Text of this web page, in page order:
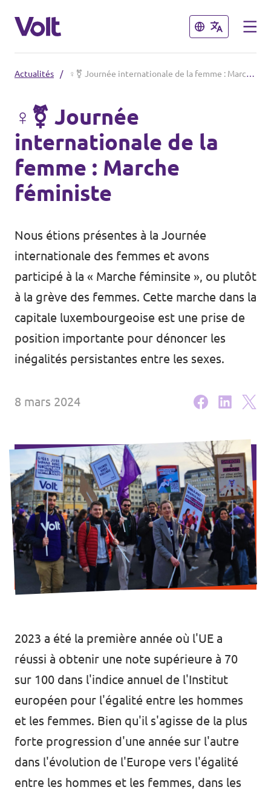
Fermer
français
Volt dans d'autres pays
🇫🇷 Volt France
🇧🇪 Volt Belgium
🇵🇹 Volt Portugal
🇳🇱 Volt Nederland
🇦🇹 Volt Österreich
Fermer
Politiques
À propos de Volt
Actualités
Agenda
Devenir membre
Volt Shop (merch)
Mentions légales
Volt Luxembourg Internal
Actualités / ♀️⚧️ Journée internationale de la femme : Marche féministe
♀️⚧️ Journée
internationale de la
femme : Marche
féministe
Nous étions présentes à la Journée
internationale des femmes et avons
participé à la « Marche féminsite », ou plutôt
à la grève des femmes. Cette marche dans la
capitale luxembourgeoise est une prise de
position importante pour dénoncer les
inégalités persistantes entre les sexes.
8 mars 2024
2023 a été la première année où l'UE a
réussi à obtenir une note supérieure à 70
sur 100 dans l'indice annuel de l'Institut
européen pour l'égalité entre les hommes
et les femmes. Bien qu'il s'agisse de la plus
forte progression d'une année sur l'autre
dans l'évolution de l'Europe vers l'égalité
entre les hommes et les femmes, dans les